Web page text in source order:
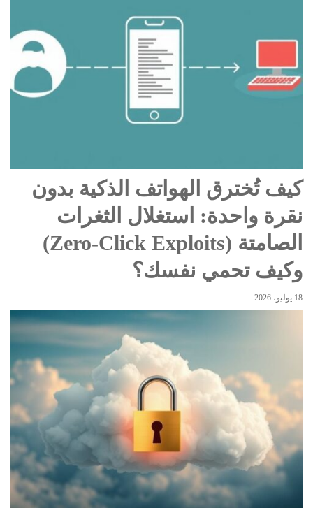
كيف تُخترق الهواتف الذكية بدون
نقرة واحدة: استغلال الثغرات
الصامتة (Zero-Click Exploits)
وكيف تحمي نفسك؟
18 يوليو، 2026